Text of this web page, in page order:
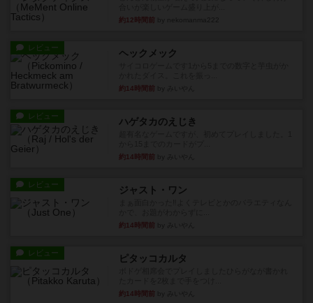
約12時間前
レビュー ヘックメック
約14時間前
レビュー ハゲタカのえじき
約14時間前
レビュー ジャスト・ワン
約14時間前
レビュー ピタッコカルタ
約14時間前